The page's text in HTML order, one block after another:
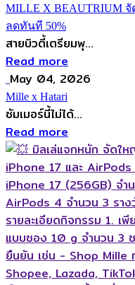
MILLE X BEAUTRIUM จั
ลดทันที 50%
สายบิวตี้เตรียมพุ...
Read more
May 04, 2026
Mille x Hatari
ซัมเมอร์นี้ไม่ได้...
Read more